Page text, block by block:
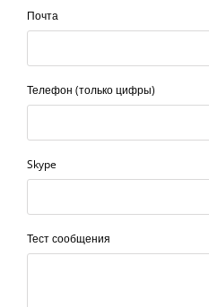
Почта
Телефон (только цифры)
Skype
Тест сообщения